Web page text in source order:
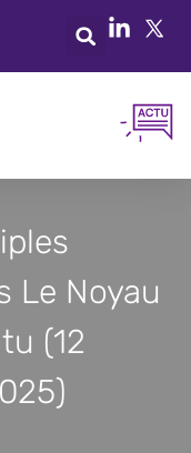
Le Noyau
(12